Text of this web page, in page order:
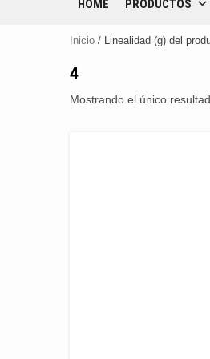
HOME PRODUCTOS
Inicio / Linealidad (g) del
4
Mostrando el único